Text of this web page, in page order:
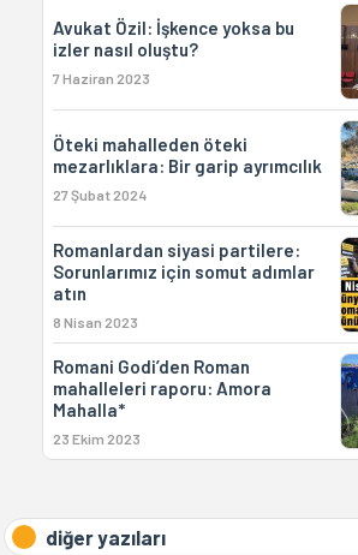
Avukat Özil: İşkence yoksa bu
izler nasıl oluştu?
7 Haziran 2023
Öteki mahalleden öteki
mezarlıklara: Bir garip ayrımcılık
27 Şubat 2024
Romanlardan siyasi partilere:
Sorunlarımız için somut adımlar
atın
8 Nisan 2023
Romani Godi’den Roman
mahalleleri raporu: Amora
Mahalla*
23 Ekim 2023
diğer yazıları